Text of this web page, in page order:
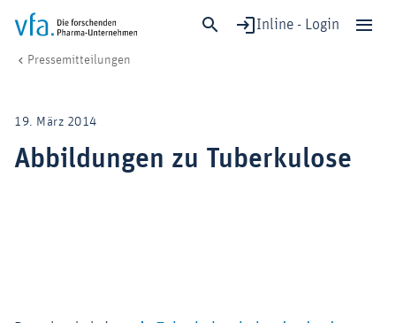
Inline - Login
Forschung & Entwicklung
Gesundheit & Versorgung
Wirtschaft & Standort
Pressemitteilungen
19. März 2014
Abbildungen zu Tuberkulose